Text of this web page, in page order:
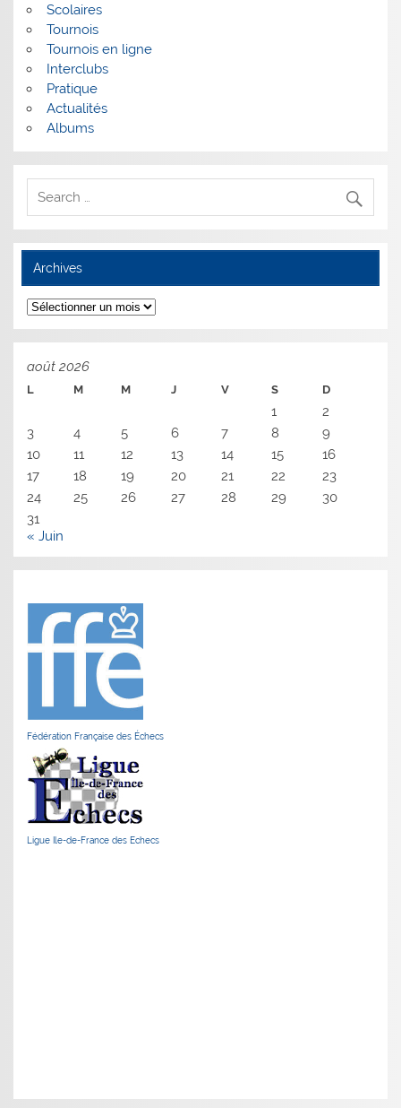
Scolaires
Tournois
Tournois en ligne
Interclubs
Pratique
Actualités
Albums
Archives
Archives
août 2026
L M M J V S D
1
2
3
4 5 6 7 8
9
10
11 12 13 14 15
16
17
18 19 20 21 22
23
24
25 26 27 28 29
30
31
« Juin
Fédération Française des Échecs
Ligue Ile-de-France des Echecs